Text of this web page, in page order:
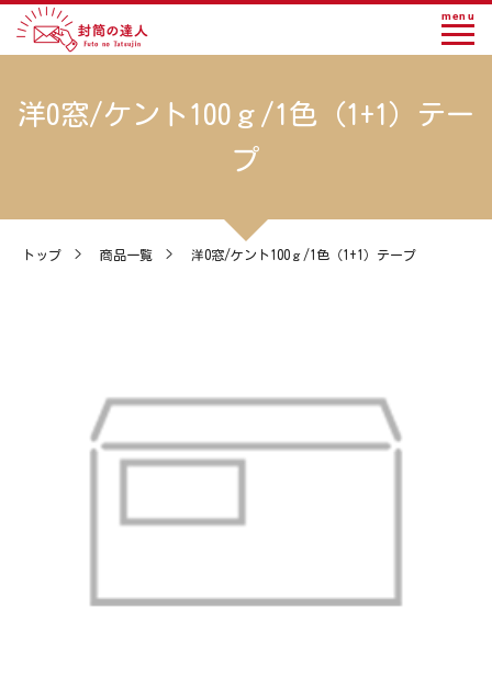
menu
洋0窓/ケント100ｇ/1色（1+1）テー
プ
トップ > 商品一覧 > 洋0窓/ケント100ｇ/1色（1+1）テープ